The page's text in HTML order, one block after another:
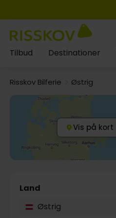
Tilbud Destinationer
Risskov Bilferie Østrig
Vis på kort
Land
Østrig